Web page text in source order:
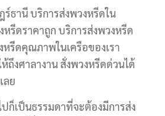
ธานี บริการส่งพวงหรีดใน
รีดราคาถูก บริการส่งพวงหรีด
รีดคุณภาพในเครือของเรา
ถึงศาลางาน สั่งพวงหรีดด่วนได้
ลย
ก็เป็นธรรมดาที่จะต้องมีการส่ง